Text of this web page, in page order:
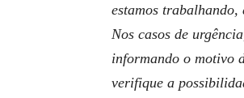
estamos
Nos casos de
informando o motivo
verifique a